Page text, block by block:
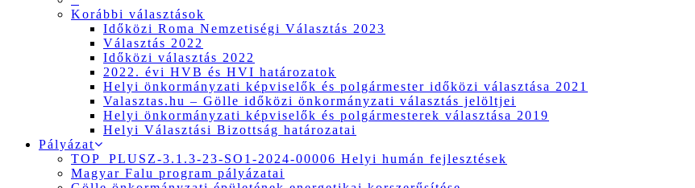
Korábbi választások
Időközi Roma Nemzetiségi Választás 2023
Választás 2022
Időközi választás 2022
2022. évi HVB és HVI határozatok
Helyi önkormányzati képviselők és polgármester időközi választása 2021
Valasztas.hu – Gölle időközi önkormányzati választás jelöltjei
Helyi önkormányzati képviselők és polgármesterek választása 2019
Helyi Választási Bizottság határozatai
Pályázat
TOP_PLUSZ-3.1.3-23-SO1-2024-00006 Helyi humán fejlesztések
Magyar Falu program pályázatai